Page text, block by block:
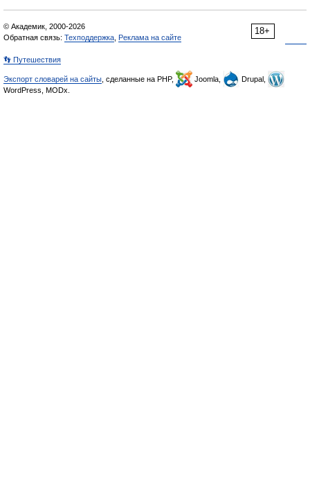
18+
© Академик, 2000-2026
Обратная связь: Техподдержка Реклама на сайте
👣 Путешествия
Экспорт словарей на сайты , сделанные на PHP, Joomla,
Drupal,
WordPress, MODx.